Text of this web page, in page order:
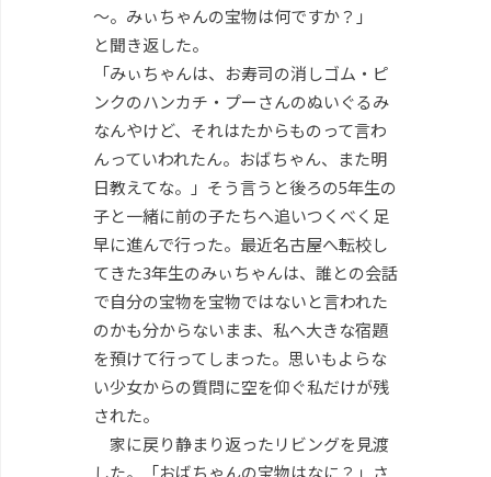
～。みぃちゃんの宝物は何ですか？」
と聞き返した。
「みぃちゃんは、お寿司の消しゴム・ピ
ンクのハンカチ・プーさんのぬいぐるみ
なんやけど、それはたからものって言わ
んっていわれたん。おばちゃん、また明
日教えてな。」そう言うと後ろの5年生の
子と一緒に前の子たちへ追いつくべく足
早に進んで行った。最近名古屋へ転校し
てきた3年生のみぃちゃんは、誰との会話
で自分の宝物を宝物ではないと言われた
のかも分からないまま、私へ大きな宿題
を預けて行ってしまった。思いもよらな
い少女からの質問に空を仰ぐ私だけが残
された。
家に戻り静まり返ったリビングを見渡
した。「おばちゃんの宝物はなに？」さ